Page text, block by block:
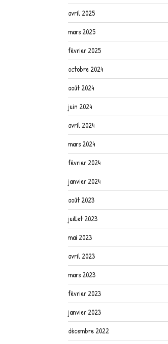
avril 2025
mars 2025
février 2025
octobre 2024
août 2024
juin 2024
avril 2024
mars 2024
février 2024
janvier 2024
août 2023
juillet 2023
mai 2023
avril 2023
mars 2023
février 2023
janvier 2023
décembre 2022